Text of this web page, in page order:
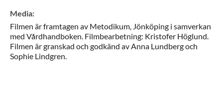
Media:
Filmen är framtagen av Metodikum, Jönköping i samverkan
med Vårdhandboken. Filmbearbetning: Kristofer Höglund.
Filmen är granskad och godkänd av Anna Lundberg och
Sophie Lindgren.